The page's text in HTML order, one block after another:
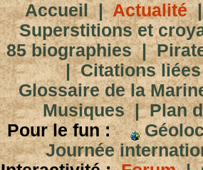
Accueil|Actualité
Superstitions et
85 biographies|
|Citations
Glossaire de la
Musiques|Plan
Pour le fun :
Journée